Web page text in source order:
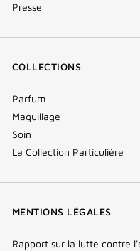
Presse
COLLECTIONS
Parfum
Maquillage
Soin
La Collection Particulière
MENTIONS LÉGALES
Rapport sur la lutte contre